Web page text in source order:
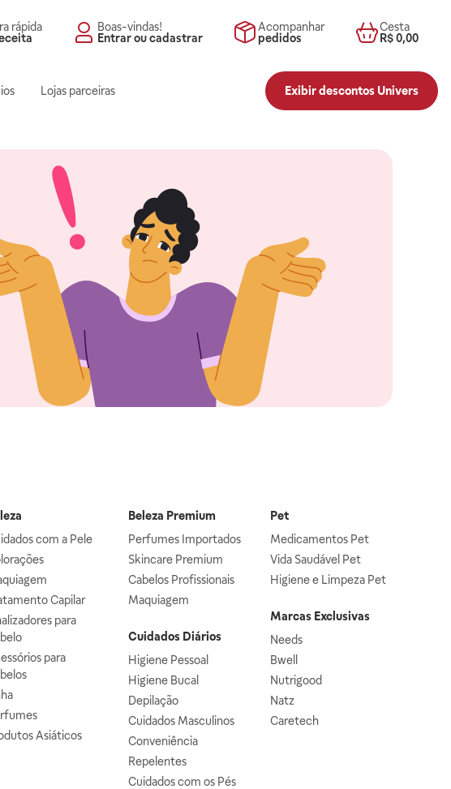
rápida
Boas-vindas!
Entrar ou cadastrar
Acompanhar
pedidos
Cesta
R$ 0,00
Lojas parceiras Exibir descontos Univers
com a Pele
Capilar
para
para
Asiáticos
Beleza Premium
Perfumes Importados
Skincare Premium
Cabelos Profissionais
Maquiagem
Cuidados Diários
Higiene Pessoal
Higiene Bucal
Depilação
Cuidados Masculinos
Conveniência
Repelentes
Cuidados com os Pés
Pet
Medicamentos Pet
Vida Saudável Pet
Higiene e Limpeza Pet
Marcas Exclusivas
Needs
Bwell
Nutrigood
Natz
Caretech